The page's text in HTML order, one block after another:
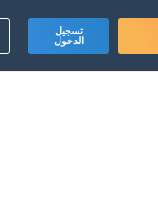
تسجيل
الدخول